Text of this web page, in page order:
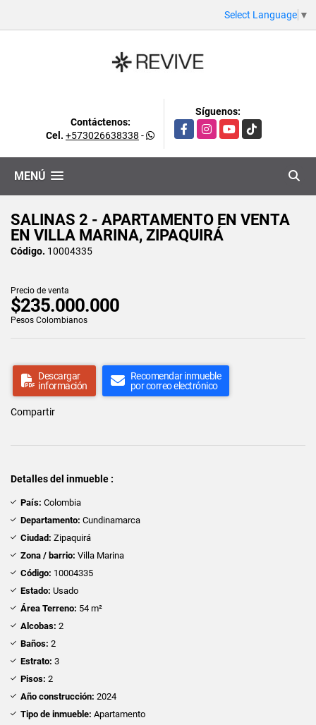
Select Language ▼
Contáctenos:
Cel. +573026638338 -
Síguenos:
FacebookInstagramYouTubeTikTok
MENÚ
SALINAS 2 - APARTAMENTO EN VENTA
EN VILLA MARINA, ZIPAQUIRÁ
Código. 10004335
Precio de venta
$235.000.000
Pesos Colombianos
Descargar
información
Recomendar inmueble
por correo electrónico
Compartir
Detalles del inmueble :
País: Colombia
Departamento: Cundinamarca
Ciudad: Zipaquirá
Zona / barrio: Villa Marina
Código: 10004335
Estado: Usado
Área Terreno: 54 m²
Alcobas: 2
Baños: 2
Estrato: 3
Pisos: 2
Año construcción: 2024
Tipo de inmueble: Apartamento